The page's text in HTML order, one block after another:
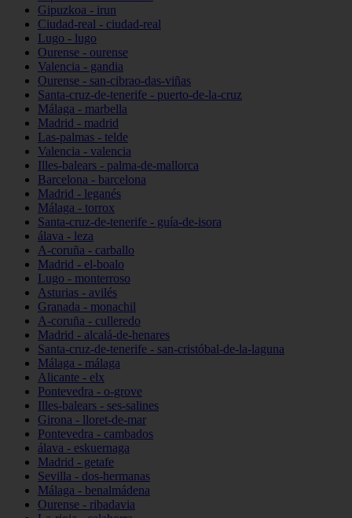
Gipuzkoa - irun
Ciudad-real - ciudad-real
Lugo - lugo
Ourense - ourense
Valencia - gandia
Ourense - san-cibrao-das-viñas
Santa-cruz-de-tenerife - puerto-de-la-cruz
Málaga - marbella
Madrid - madrid
Las-palmas - telde
Valencia - valencia
Illes-balears - palma-de-mallorca
Barcelona - barcelona
Madrid - leganés
Málaga - torrox
Santa-cruz-de-tenerife - guía-de-isora
álava - leza
A-coruña - carballo
Madrid - el-boalo
Lugo - monterroso
Asturias - avilés
Granada - monachil
A-coruña - culleredo
Madrid - alcalá-de-henares
Santa-cruz-de-tenerife - san-cristóbal-de-la-laguna
Málaga - málaga
Alicante - elx
Pontevedra - o-grove
Illes-balears - ses-salines
Girona - lloret-de-mar
Pontevedra - cambados
álava - eskuernaga
Madrid - getafe
Sevilla - dos-hermanas
Málaga - benalmádena
Ourense - ribadavia